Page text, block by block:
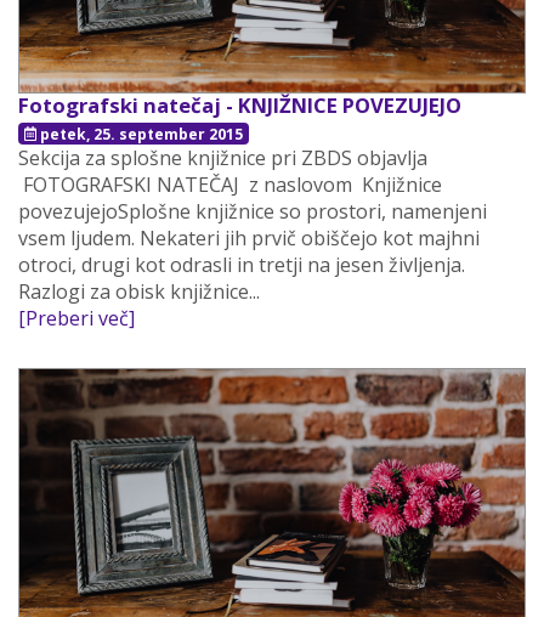
Fotografski natečaj - KNJIŽNICE POVEZUJEJO
petek, 25. september 2015
Sekcija za splošne knjižnice pri ZBDS objavlja
FOTOGRAFSKI NATEČAJ z naslovom Knjižnice
povezujejoSplošne knjižnice so prostori, namenjeni
vsem ljudem. Nekateri jih prvič obiščejo kot majhni
otroci, drugi kot odrasli in tretji na jesen življenja.
Razlogi za obisk knjižnice...
[Preberi več]